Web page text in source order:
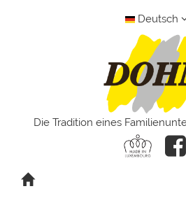
Deutsch
Die Tradition eines